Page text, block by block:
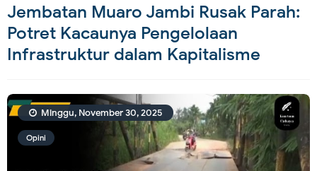
Jembatan Muaro Jambi Rusak Parah:
Potret Kacaunya Pengelolaan
Infrastruktur dalam Kapitalisme
Opini
Minggu, November 30, 2025